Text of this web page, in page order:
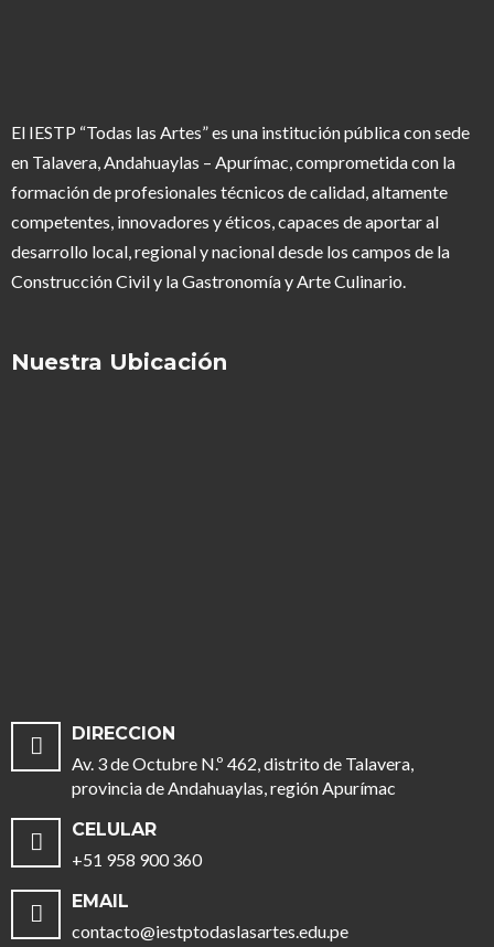
El IESTP “Todas las Artes” es una institución pública con sede
en Talavera, Andahuaylas – Apurímac, comprometida con la
formación de profesionales técnicos de calidad, altamente
competentes, innovadores y éticos, capaces de aportar al
desarrollo local, regional y nacional desde los campos de la
Construcción Civil y la Gastronomía y Arte Culinario.
Nuestra Ubicación
DIRECCION
Av. 3 de Octubre N.º 462, distrito de Talavera,
provincia de Andahuaylas, región Apurímac
CELULAR
+51 958 900 360
EMAIL
contacto@iestptodaslasartes.edu.pe